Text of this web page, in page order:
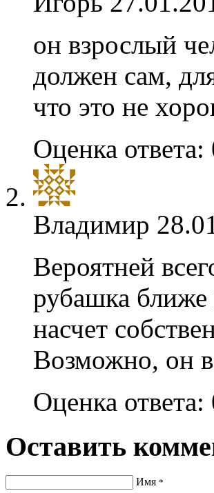
он взрослый
должен сам,
что это не
Оценка ответа:
Владимир
Вероятней
рубашка ближе
насчет
Возможно, он
Оценка ответа:
Оставить
Имя *